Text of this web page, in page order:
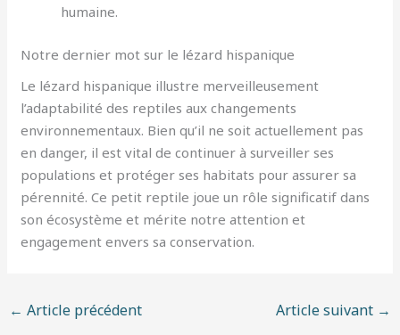
humaine.
Notre dernier mot sur le lézard hispanique
Le lézard hispanique illustre merveilleusement
l’adaptabilité des reptiles aux changements
environnementaux. Bien qu’il ne soit actuellement pas
en danger, il est vital de continuer à surveiller ses
populations et protéger ses habitats pour assurer sa
pérennité. Ce petit reptile joue un rôle significatif dans
son écosystème et mérite notre attention et
engagement envers sa conservation.
← Article précédent Article suivant →